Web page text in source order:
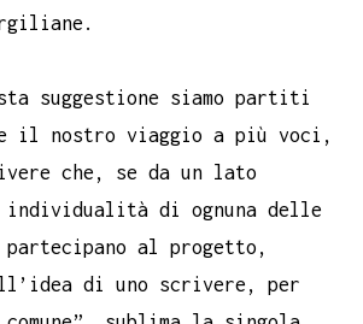
suggestione siamo partiti
il nostro viaggio a più voci,
che, se da un lato
individualità di ognuna delle
al progetto,
di uno scrivere, per